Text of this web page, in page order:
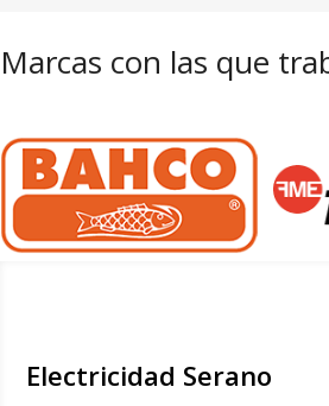
Marcas con las que
Electricidad Serano